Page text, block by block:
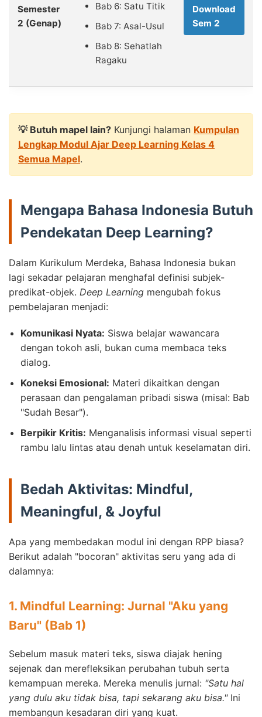
Semester
2 (Genap)
Bab 6: Satu Titik
Bab 7: Asal-Usul
Bab 8: Sehatlah
Ragaku
Download
Sem 2
💡 Butuh mapel lain? Kunjungi halaman Kumpulan
Lengkap Modul Ajar Deep Learning Kelas 4
Semua Mapel.
Mengapa Bahasa Indonesia Butuh
Pendekatan Deep Learning?
Dalam Kurikulum Merdeka, Bahasa Indonesia bukan
lagi sekadar pelajaran menghafal definisi subjek-
predikat-objek. Deep Learning mengubah fokus
pembelajaran menjadi:
Komunikasi Nyata: Siswa belajar wawancara
dengan tokoh asli, bukan cuma membaca teks
dialog.
Koneksi Emosional: Materi dikaitkan dengan
perasaan dan pengalaman pribadi siswa (misal: Bab
"Sudah Besar").
Berpikir Kritis: Menganalisis informasi visual seperti
rambu lalu lintas atau denah untuk keselamatan diri.
Bedah Aktivitas: Mindful,
Meaningful, & Joyful
Apa yang membedakan modul ini dengan RPP biasa?
Berikut adalah "bocoran" aktivitas seru yang ada di
dalamnya:
1. Mindful Learning: Jurnal "Aku yang
Baru" (Bab 1)
Sebelum masuk materi teks, siswa diajak hening
sejenak dan merefleksikan perubahan tubuh serta
kemampuan mereka. Mereka menulis jurnal: "Satu hal
yang dulu aku tidak bisa, tapi sekarang aku bisa."Ini
membangun kesadaran diri yang kuat.